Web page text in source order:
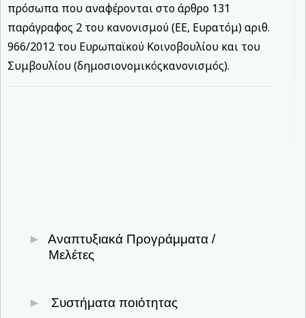
πρόσωπα που αναφέρονται στο άρθρο 131
παράγραφος 2 του κανονισμού (ΕΕ, Ευρατόμ) αριθ.
966/2012 του Ευρωπαϊκού Κοινοβουλίου και του
Συμβουλίου (δημοσιο­νομικόςκανονισμός).
Αναπτυξιακά Προγράμματα /
Μελέτες
σχεδίων
Συστήματα ποιότητας